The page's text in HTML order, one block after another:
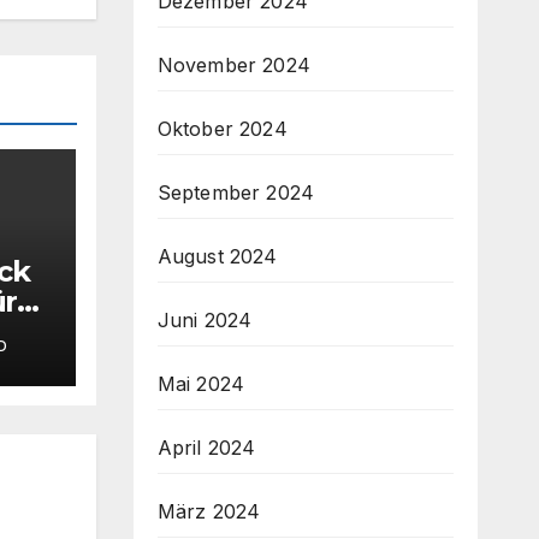
November 2024
Oktober 2024
September 2024
August 2024
Juni 2024
Mai 2024
April 2024
März 2024